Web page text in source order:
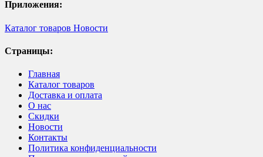
Приложения:
Каталог товаров Новости
Страницы:
Главная
Каталог товаров
Доставка и оплата
О нас
Скидки
Новости
Контакты
Политика конфиденциальности